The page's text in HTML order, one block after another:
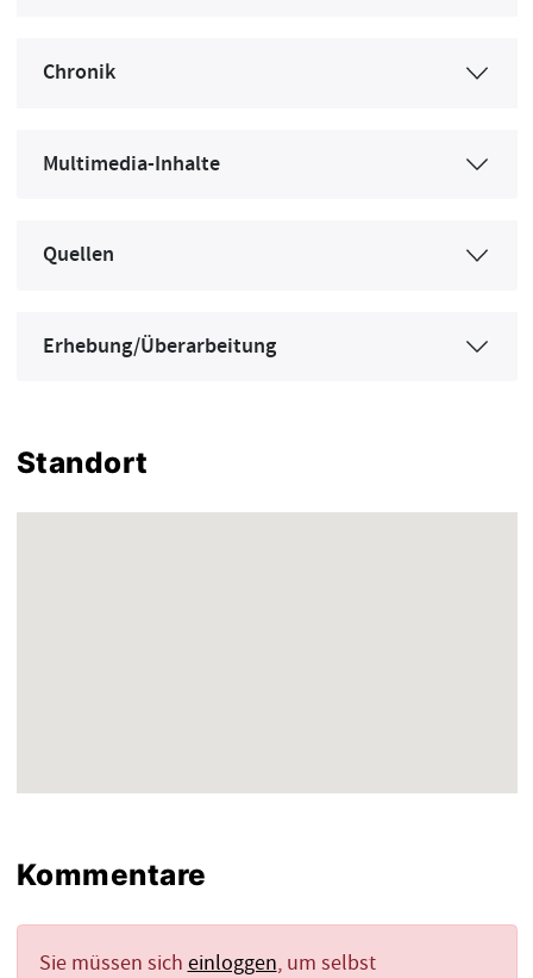
Chronik
Multimedia-Inhalte
Quellen
Erhebung/Überarbeitung
Standort
Kommentare
Sie müssen sich einloggen, um selbst